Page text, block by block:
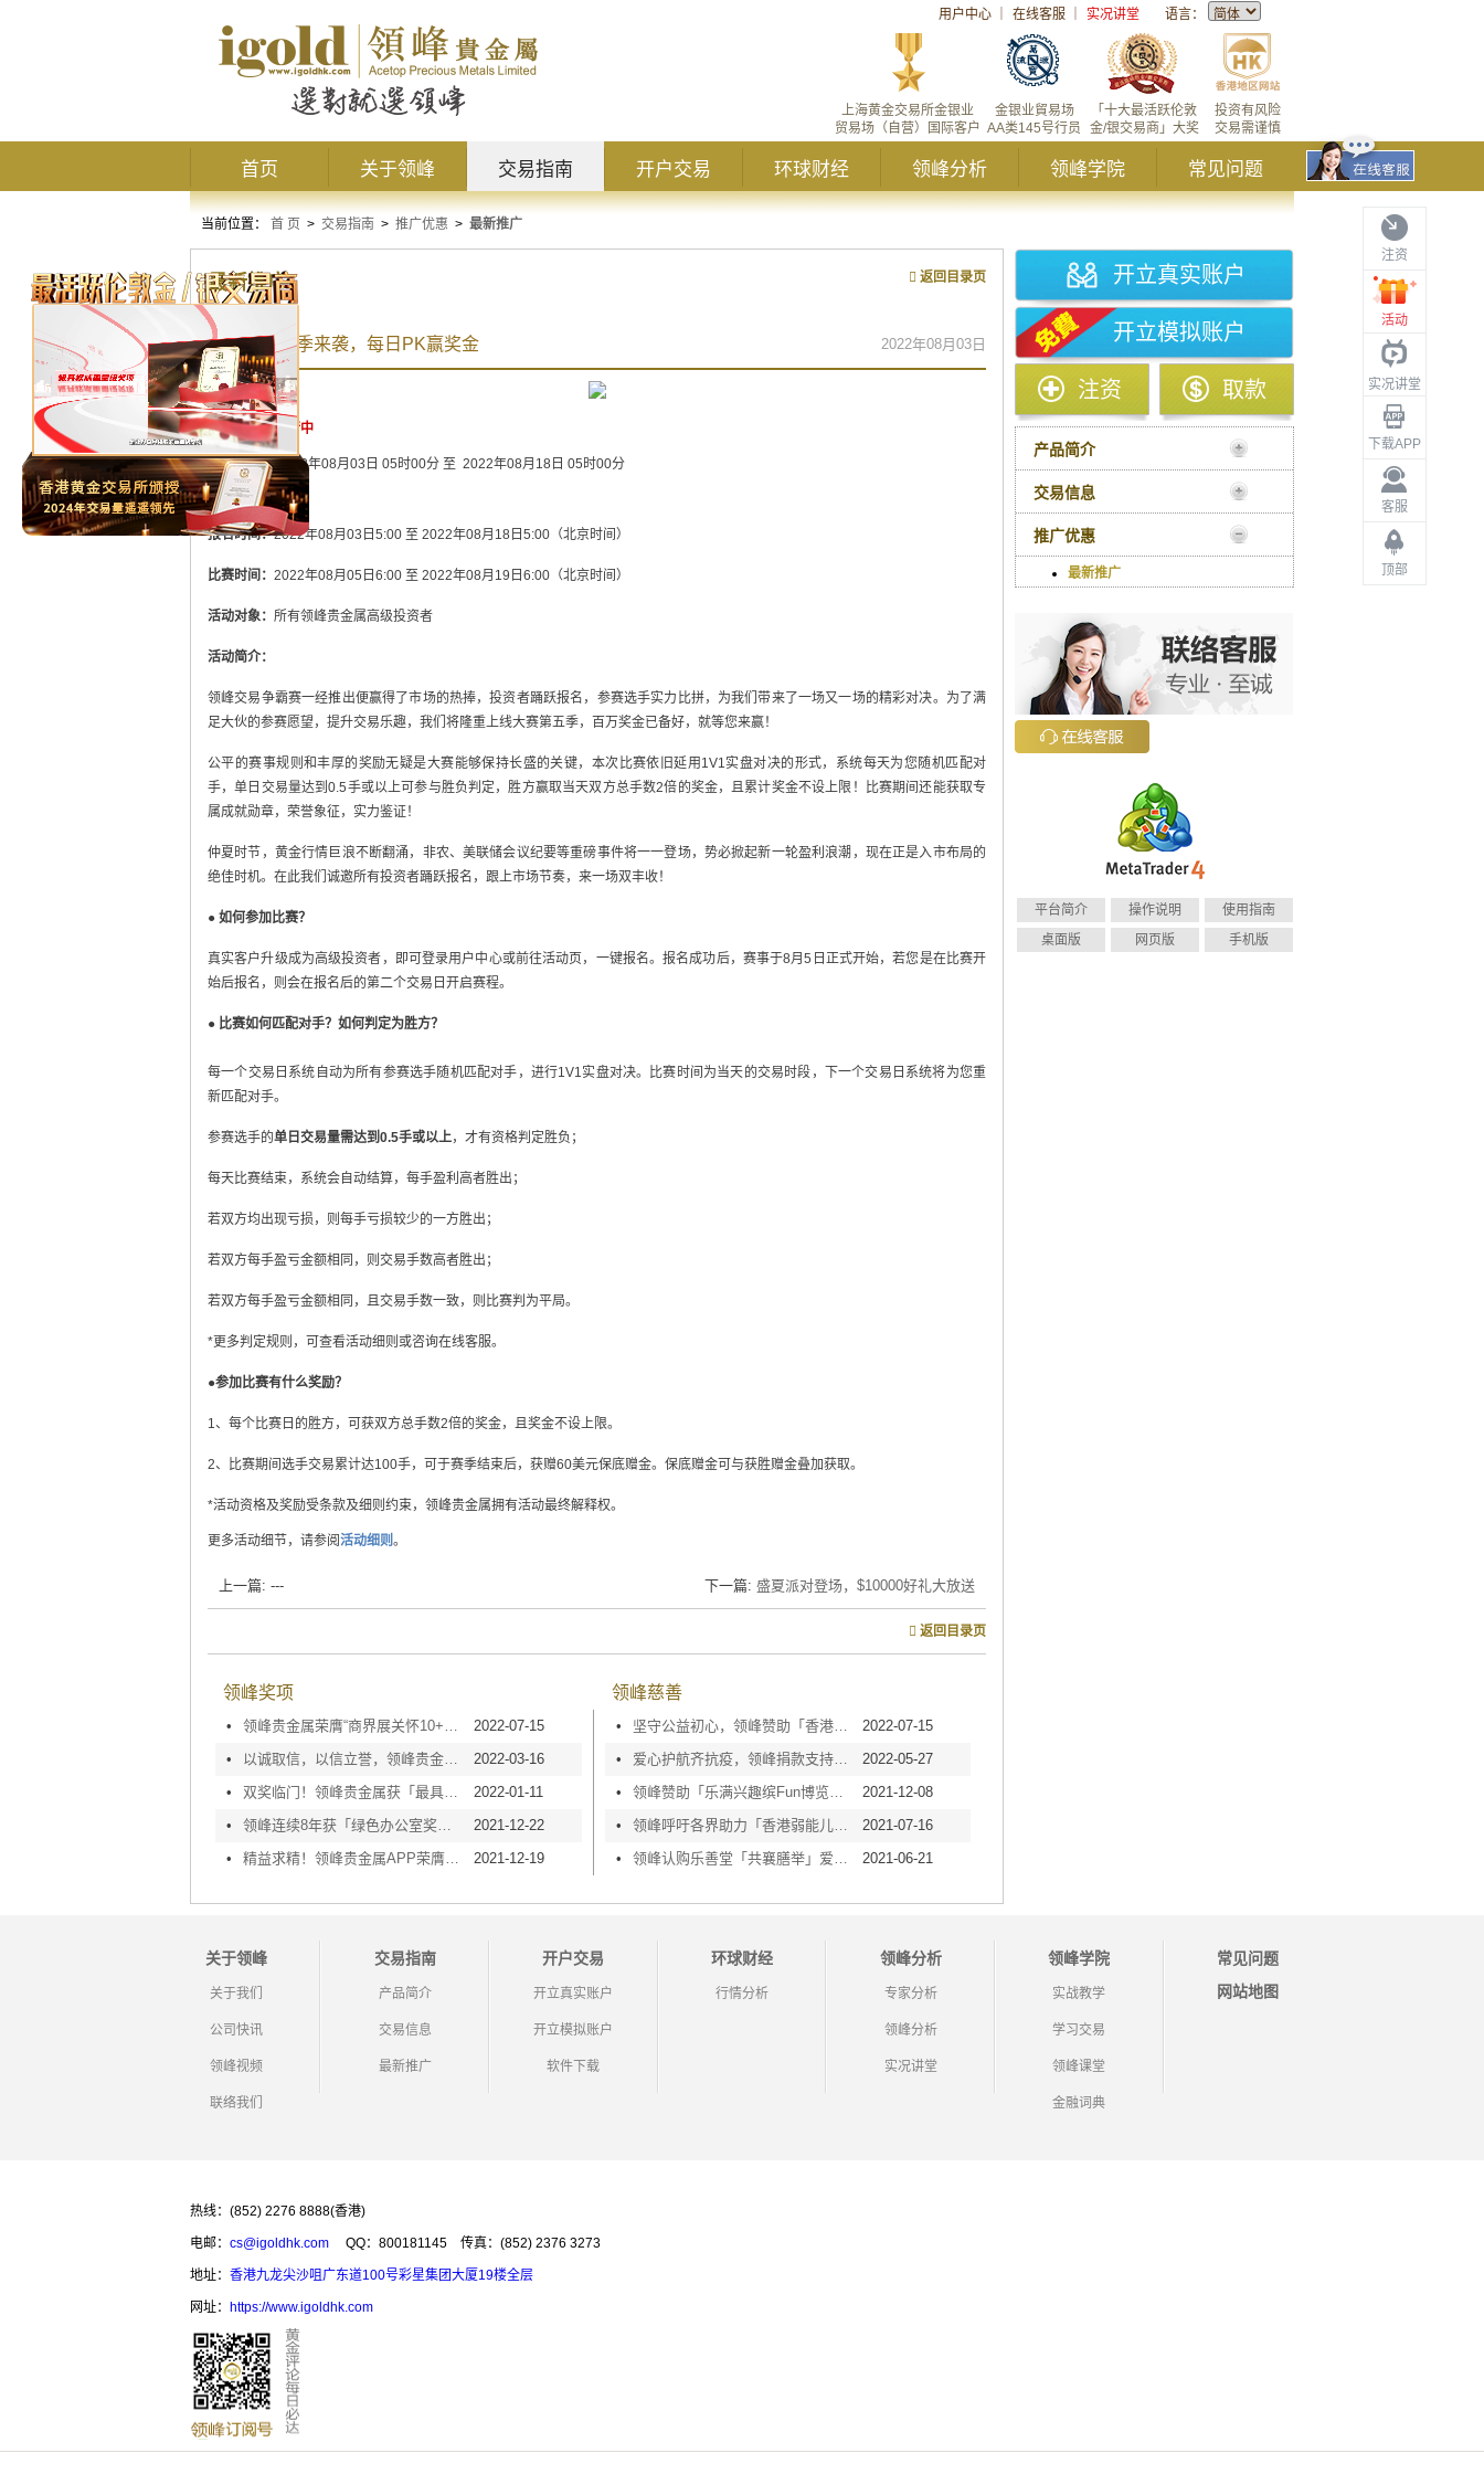
用户中心 在线客服 实况讲堂 语言：
投资有风险
交易需谨慎
「十大最活跃伦敦
金/银交易商」大奖
金银业貿易场
AA类145号行员
上海黄金交易所金银业
贸易场（自营）国际客户
首页 关于领峰 交易指南 开户交易 环球财经 领峰分析 领峰学院 常见问题
注资
活动
实况讲堂
下载APP
客服
顶部
当前位置： 首 页 > 交易指南 > 推广优惠 > 最新推广
最新推广 返回目录页
争霸赛第五季来袭，每日PK赢奖金 2022年08月03日
活动状态：进行中
活动时间： 2022年08月03日 05时00分 至 2022年08月18日 05时00分
活动说明：
报名时间：2022年08月03日5:00 至 2022年08月18日5:00（北京时间）
比赛时间： 2022年08月05日6:00 至 2022年08月19日6:00（北京时间）
活动对象： 所有领峰贵金属高级投资者
活动简介：
领峰交易争霸赛一经推出便赢得了市场的热捧，投资者踊跃报名，参赛选手实力比拼，为我们带来了一场又一场的精彩对决。为了满
足大伙的参赛愿望，提升交易乐趣，我们将隆重上线大赛第五季，百万奖金已备好，就等您来赢！
公平的赛事规则和丰厚的奖励无疑是大赛能够保持长盛的关键，本次比赛依旧延用1V1实盘对决的形式，系统每天为您随机匹配对
手，单日交易量达到0.5手或以上可参与胜负判定，胜方赢取当天双方总手数2倍的奖金，且累计奖金不设上限！比赛期间还能获取专
属成就勋章，荣誉象征，实力鉴证！
仲夏时节，黄金行情巨浪不断翻涌，非农、美联储会议纪要等重磅事件将一一登场，势必掀起新一轮盈利浪潮，现在正是入市布局的
绝佳时机。在此我们诚邀所有投资者踊跃报名，跟上市场节奏，来一场双丰收！
● 如何参加比赛？
真实客户升级成为高级投资者，即可登录用户中心或前往活动页，一键报名。报名成功后，赛事于8月5日正式开始，若您是在比赛开
始后报名，则会在报名后的第二个交易日开启赛程。
● 比赛如何匹配对手？如何判定为胜方？
每一个交易日系统自动为所有参赛选手随机匹配对手，进行1V1实盘对决。比赛时间为当天的交易时段，下一个交易日系统将为您重
新匹配对手。
参赛选手的单日交易量需达到0.5手或以上，才有资格判定胜负；
每天比赛结束，系统会自动结算，每手盈利高者胜出；
若双方均出现亏损，则每手亏损较少的一方胜出；
若双方每手盈亏金额相同，则交易手数高者胜出；
若双方每手盈亏金额相同，且交易手数一致，则比赛判为平局。
*更多判定规则，可查看活动细则或咨询在线客服。
●参加比赛有什么奖励？
1、每个比赛日的胜方，可获双方总手数2倍的奖金，且奖金不设上限。
2、比赛期间选手交易累计达100手，可于赛季结束后，获赠60美元保底赠金。保底赠金可与获胜赠金叠加获取。
*活动资格及奖励受条款及细则约束，领峰贵金属拥有活动最终解释权。
更多活动细节，请参阅活动细则。
上一篇: --- 下一篇: 盛夏派对登场，$10000好礼大放送
返回目录页
领峰奖项
•
2022-07-15
•
2022-03-16
•
2022-01-11
•
2021-12-22
•
2021-12-19
领峰慈善
• 坚守公益初心，领峰赞助「香港弱能儿童护助会」慈善奖券活动
2022-07-15
•
爱心护航齐抗疫，领峰捐款支持「乐善堂口罩银行」计划
2022-05-27
•
2021-12-08
•
领峰呼吁各界助力「香港弱能儿童护助会」慈善奖券活动
2021-07-16
•
2021-06-21
开立真实账户
开立模拟账户
注资 取款
产品简介
交易信息
推广优惠
最新推广
平台简介 操作说明
使用指南
桌面版
网页版 手机版
关于领峰
关于我们
公司快讯
领峰视频
联络我们
交易指南
产品简介
交易信息
最新推广
开户交易
开立真实账户
开立模拟账户
软件下载
环球财经
行情分析
领峰分析
专家分析
领峰分析
实况讲堂
领峰学院
实战教学
学习交易
领峰课堂
金融词典
常见问题
网站地图
热线：(852) 2276 8888(香港)
电邮： cs@igoldhk.com QQ：800181145 传真：(852) 2376 3273
地址： 香港九龙尖沙咀广东道100号彩星集团大厦19楼全层
网址： https://www.igoldhk.com